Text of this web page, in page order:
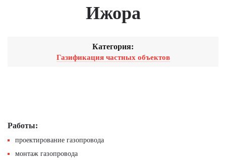
Ижора
Категория:
Газификация частных объектов
Работы:
проектирование газопровода
монтаж газопровода